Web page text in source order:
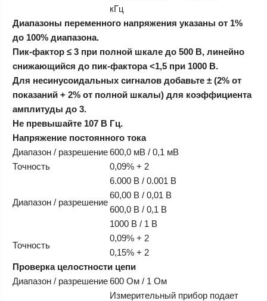
кГц
Диапазоны переменного напряжения указаны от 1%
до 100% диапазона.
Пик-фактор ≤ 3 при полной шкале до 500 В, линейно
снижающийся до пик-фактора <1,5 при 1000 В.
Для несинусоидальных сигналов добавьте ± (2% от
показаний + 2% от полной шкалы) для коэффициента
амплитуды до 3.
Не превышайте 107 В Гц.
Напряжение постоянного тока
Диапазон / разрешение600,0 мВ / 0,1 мВ
Точность
0,09% + 2
Диапазон / разрешение
6.000 В / 0.001 В
60,00 В / 0,01 В
600,0 В / 0,1 В
1000 В / 1 В
Точность
0,09% + 2
0,15% + 2
Проверка целостности цепи
Диапазон / разрешение600 Ом / 1 Ом
Измерительный прибор подает